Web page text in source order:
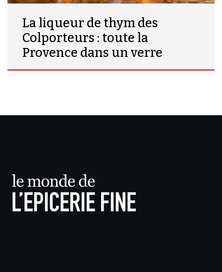
La liqueur de thym des
Colporteurs : toute la
Provence dans un verre